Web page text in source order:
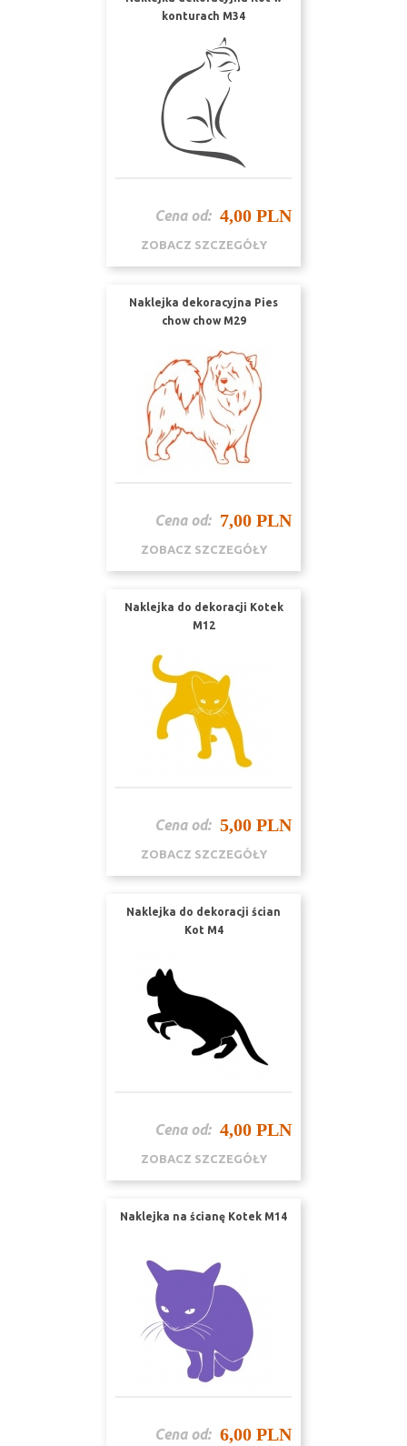
konturach M34
Cena od: 4,00 PLN
ZOBACZ SZCZEGÓŁY
Naklejka dekoracyjna Pies
chow chow M29
Cena od: 7,00 PLN
ZOBACZ SZCZEGÓŁY
Naklejka do dekoracji Kotek
M12
Cena od: 5,00 PLN
ZOBACZ SZCZEGÓŁY
Naklejka do dekoracji ścian
Kot M4
Cena od: 4,00 PLN
ZOBACZ SZCZEGÓŁY
Naklejka na ścianę Kotek M14
Cena od: 6,00 PLN